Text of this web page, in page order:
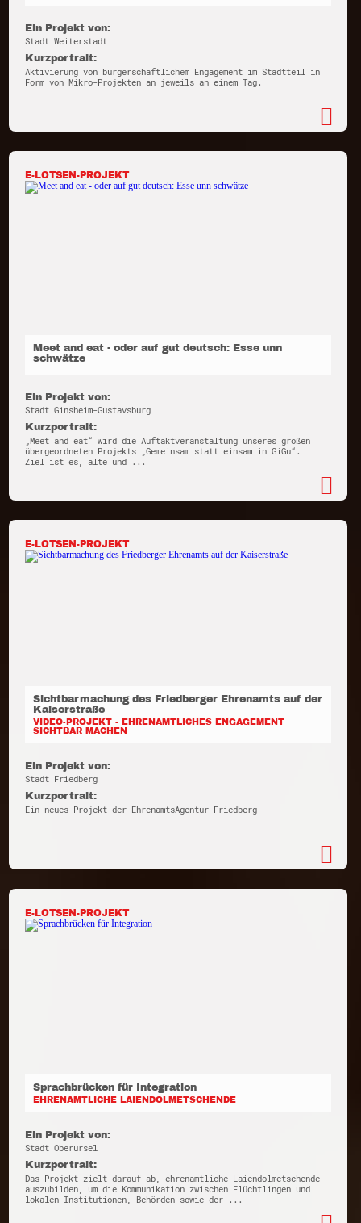
Ein Projekt von:
Stadt Weiterstadt
Kurzportrait:
Aktivierung von bürgerschaftlichem Engagement im Stadtteil in
Form von Mikro-Projekten an jeweils an einem Tag.
E-LOTSEN-PROJEKT
Meet and eat - oder auf gut deutsch: Esse unn
schwätze
Ein Projekt von:
Stadt Ginsheim-Gustavsburg
Kurzportrait:
„Meet and eat“ wird die Auftaktveranstaltung unseres großen
übergeordneten Projekts „Gemeinsam statt einsam in GiGu“.
Ziel ist es, alte und ...
E-LOTSEN-PROJEKT
Sichtbarmachung des Friedberger Ehrenamts auf der
Kaiserstraße
VIDEO-PROJEKT - EHRENAMTLICHES ENGAGEMENT
SICHTBAR MACHEN
Ein Projekt von:
Stadt Friedberg
Kurzportrait:
Ein neues Projekt der EhrenamtsAgentur Friedberg
E-LOTSEN-PROJEKT
Sprachbrücken für Integration
EHRENAMTLICHE LAIENDOLMETSCHENDE
Ein Projekt von:
Stadt Oberursel
Kurzportrait:
Das Projekt zielt darauf ab, ehrenamtliche Laiendolmetschende
auszubilden, um die Kommunikation zwischen Flüchtlingen und
lokalen Institutionen, Behörden sowie der ...